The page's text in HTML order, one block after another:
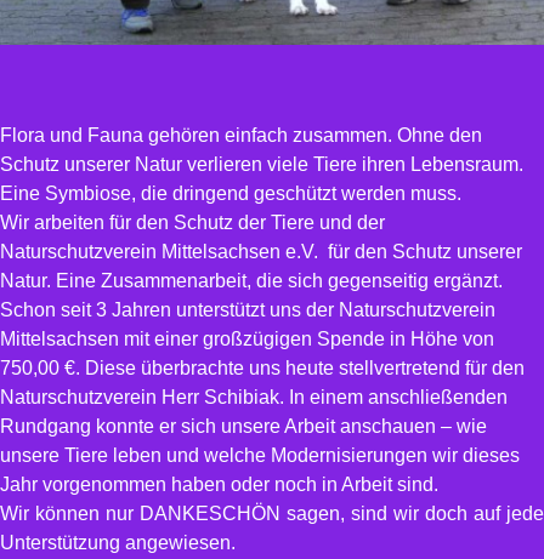
Flora und Fauna gehören einfach zusammen. Ohne den
Schutz unserer Natur verlieren viele Tiere ihren Lebensraum.
Eine Symbiose, die dringend geschützt werden muss.
Wir arbeiten für den Schutz der Tiere und der
Naturschutzverein Mittelsachsen e.V. für den Schutz unserer
Natur. Eine Zusammenarbeit, die sich gegenseitig ergänzt.
Schon seit 3 Jahren unterstützt uns der Naturschutzverein
Mittelsachsen mit einer großzügigen Spende in Höhe von
750,00 €. Diese überbrachte uns heute stellvertretend für den
Naturschutzverein Herr Schibiak. In einem anschließenden
Rundgang konnte er sich unsere Arbeit anschauen – wie
unsere Tiere leben und welche Modernisierungen wir dieses
Jahr vorgenommen haben oder noch in Arbeit sind.
Wir können nur DANKESCHÖN sagen, sind wir doch auf jede
Unterstützung angewiesen.